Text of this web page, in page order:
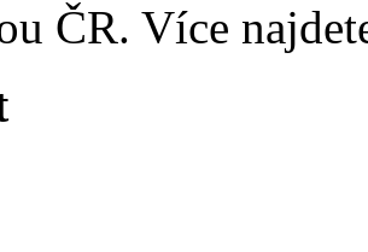
ČR. Více